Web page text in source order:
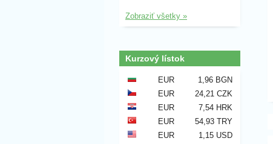
Zobraziť všetky »
Kurzový lístok
EUR
1,96 BGN
EUR
24,21 CZK
EUR
7,54 HRK
EUR
54,93 TRY
EUR
1,15 USD